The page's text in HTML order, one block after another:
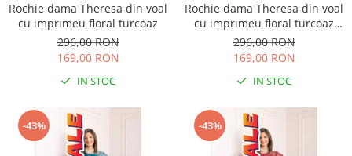
Rochie dama Theresa din voal
cu imprimeu floral turcoaz
296,00 RON
169,00 RON
IN STOC
Rochie dama Theresa din voal
cu imprimeu floral turcoaz
aqua
296,00 RON
169,00 RON
IN STOC
-43% -43%